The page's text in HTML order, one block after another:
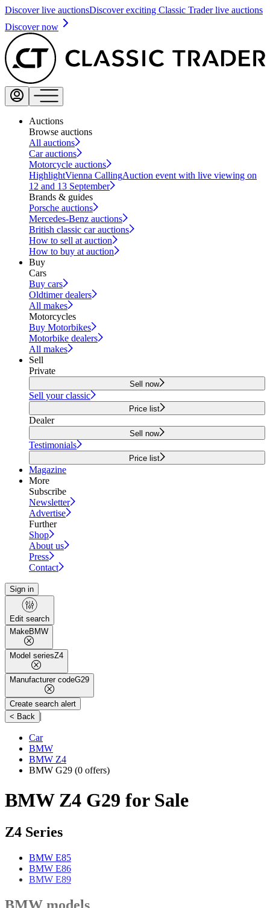
Discover live auctionsDiscover exciting Classic Trader live auctions
Discover now
Auctions
Browse auctions
All auctions
Car auctions
Motorcycle auctions
HighlightVienna CallingAuction event with live viewing on
12 and 13 September
Brands & guides
Porsche auctions
Mercedes-Benz auctions
British classic car auctions
How to sell at auction
How to buy at auction
Buy
Cars
Buy cars
Oldtimer dealers
All makes
Motorcycles
Buy Motorbikes
Motorbike dealers
All makes
Sell
Private
Sell now
Sell your classic
Price list
Dealer
Sell now
Testimonials
Price list
Magazine
More
Subscribe
Newsletter
Advertise
Further
Shop
About us
Press
Contact
Sign in
Edit search
MakeBMW
Model seriesZ4
Manufacturer codeG29
Create search alert
< Back |
Car
BMW
BMW Z4
BMW G29 (0 offers)
BMW Z4 G29 for Sale
Z4 Series
BMW E85
BMW E86
BMW E89
BMW models